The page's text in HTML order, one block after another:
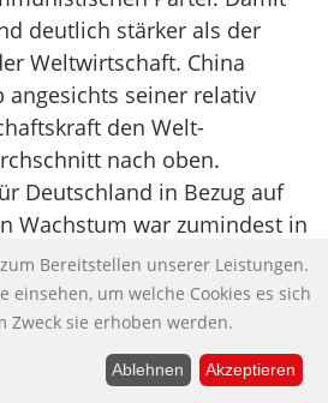
deutlich stärker als der
Weltwirtschaft. China
angesichts seiner relativ
den Welt-
nach oben.
Deutschland in Bezug auf
Wachstum war zumindest in
deutlich höher – aktuell
– und hat so das
der Eurozone
oben getrieben. Doch sind
Wachstumslokomotiven,
Bereitstellen unserer Leistungen.
einsehen, um welche Cookies es sich
Zweck sie erhoben werden.
Ablehnen Akzeptieren